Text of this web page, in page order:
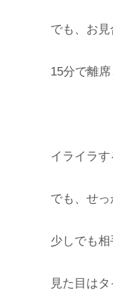
でも、お
15分で離
イライラす
でも、せ
少しでも
見た目は